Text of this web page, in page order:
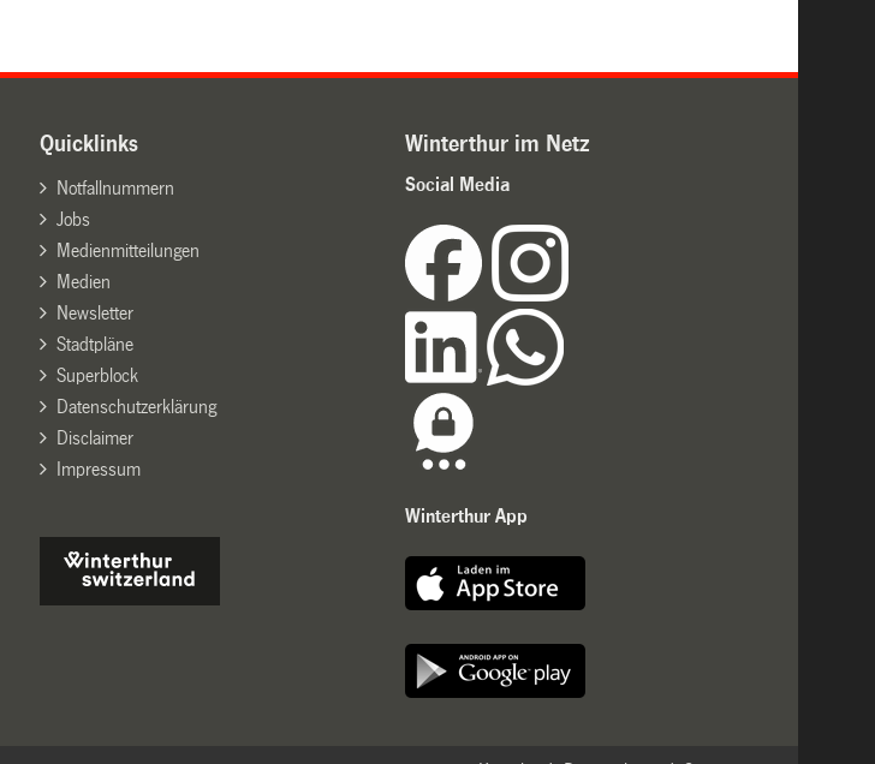
Quicklinks
Notfallnummern
Jobs
Medienmitteilungen
Medien
Newsletter
Stadtpläne
Superblock
Datenschutzerklärung
Disclaimer
Impressum
Winterthur im Netz
Social Media
Winterthur App